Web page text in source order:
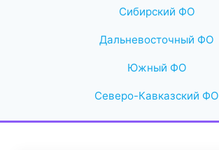
Сибирский ФО
Дальневосточный ФО
Южный ФО
Северо-Кавказский ФО